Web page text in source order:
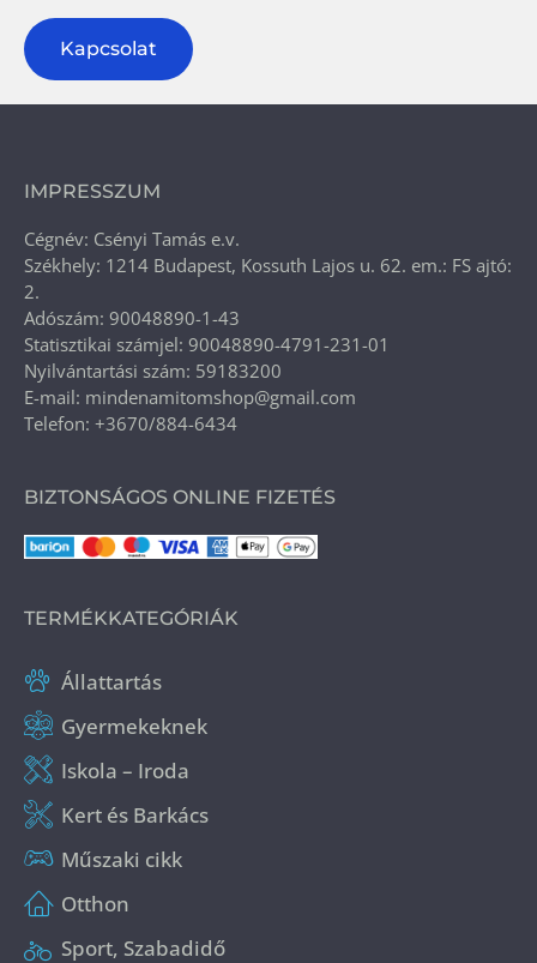
Kapcsolat
IMPRESSZUM
Cégnév: Csényi Tamás e.v.
Székhely: 1214 Budapest, Kossuth Lajos u. 62. em.: FS ajtó:
2.
Adószám: 90048890-1-43
Statisztikai számjel: 90048890-4791-231-01
Nyilvántartási szám: 59183200
E-mail: mindenamitomshop@gmail.com
Telefon: +3670/884-6434
BIZTONSÁGOS ONLINE FIZETÉS
TERMÉKKATEGÓRIÁK
Állattartás
Gyermekeknek
Iskola – Iroda
Kert és Barkács
Műszaki cikk
Otthon
Sport, Szabadidő